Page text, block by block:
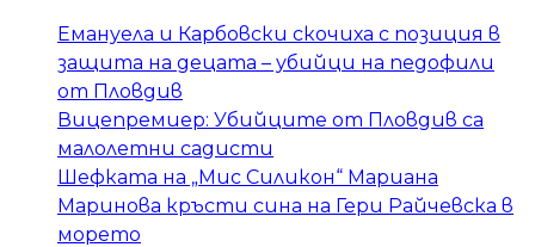
Емануела и Карбовски скочиха с позиция в
защита на децата – убийци на педофили
от Пловдив
Вицепремиер: Убийците от Пловдив са
малолетни садисти
Шефката на „Мис Силикон“ Мариана
Маринова кръсти сина на Гери Райчевска в
морето